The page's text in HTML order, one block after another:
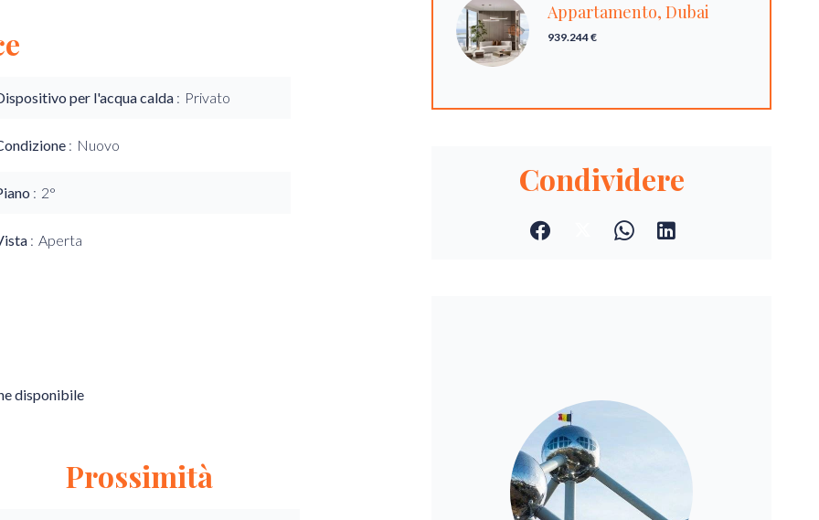
per l'acqua calda Privato
Nuovo
2°
Aperta
disponibile
Prossimità
Appartamento, Dubai
939.244 €
Condividere